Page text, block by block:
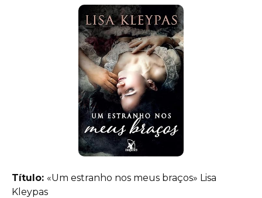
Título: «Um estranho nos meus braços» Lisa
Kleypas